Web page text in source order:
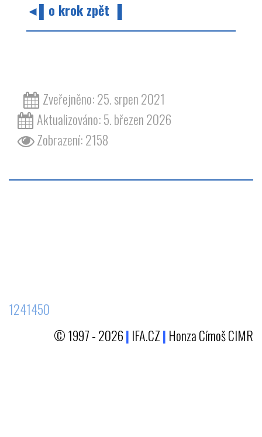
◄▌o krok zpět ▐
Zveřejněno: 25. srpen 2021
Aktualizováno: 5. březen 2026
Zobrazení: 2158
1241450
© 1997 - 2026| IFA.CZ| Honza Címoš CIMR